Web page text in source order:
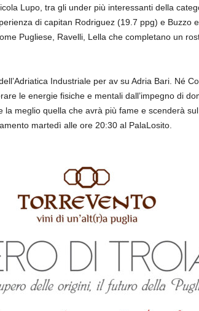
Lupo, tra gli under più interessanti della
di capitan Rodriguez (19.7 ppg) e Buzzo
Pugliese, Ravelli, Lella che completano un
Industriale per av su Adria Bari. Né
le energie fisiche e mentali dall’impegno di
la meglio quella che avrà più fame e scenderà
martedì alle ore 20:30 al PalaLosito.